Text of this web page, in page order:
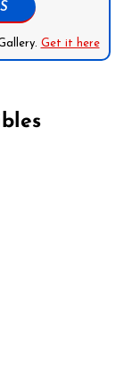
Get it here